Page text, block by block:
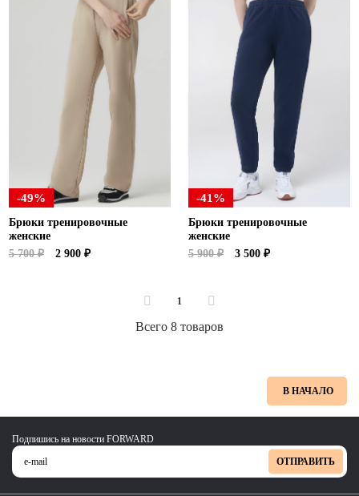
-49%
Брюки тренировочные
женские
5 700 ₽
2 900 ₽
-41%
Брюки тренировочные
женские
5 900 ₽
3 500 ₽
1
Всего 8 товаров
В НАЧАЛО
Подпишись на новости FORWARD
ОТПРАВИТЬ